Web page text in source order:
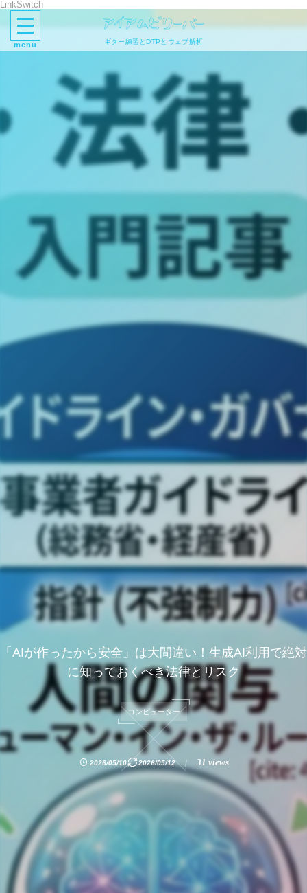
LinkSwitch
menu ギター練習とDTPとウェブ解析
「AIが作ったから安全」は大間違い！生成AI利用で絶対
に知っておくべき法律とリスク
コンピューター
2026/05/10 2026/05/12 31 views